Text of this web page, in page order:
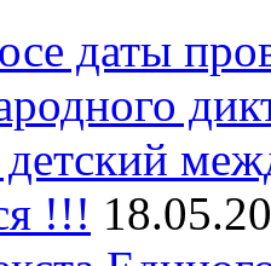
даты
!!!